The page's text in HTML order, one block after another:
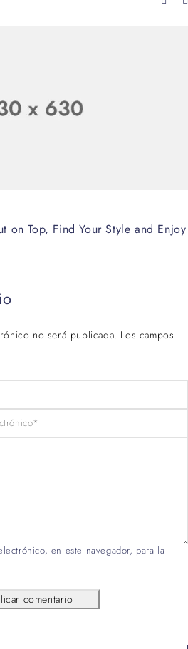
on Top, Find Your Style and Enjoy
no será publicada. Los campos
en este navegador, para la
comentario